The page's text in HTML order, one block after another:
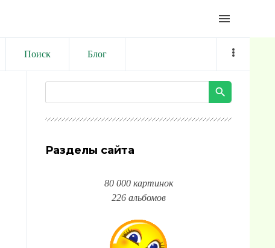
menu
Поиск Блог
Разделы сайта
80 000 картинок
226 альбомов